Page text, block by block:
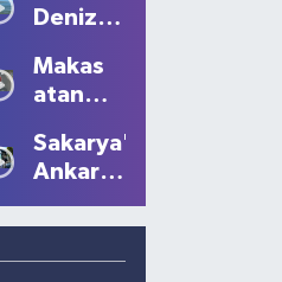
Kartpostallık
Manzaralar
Oluştu
Deniz
Tüm
Güzelliğiyle
Devam
Ediyor
Makas
atan
10 bin
lira ceza
Sakarya'dan
Ankara'ya
çağrısı